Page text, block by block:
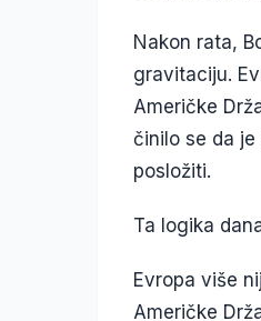
Nakon rata,
gravitaciju.
Američke
činilo se da
posložiti.
Ta logika
Evropa više
Američke